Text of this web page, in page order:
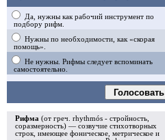
Да, нужны как рабочий инструмент по
подбору рифм.
Нужны по необходимости, как «скорая
помощь».
Не нужны. Рифмы следует вспоминать
самостоятельно.
Голосовать
Рифма (от греч. rhythmós - стройность,
соразмерность) — созвучие стихотворных
строк, имеющее фоническое, метрическое и